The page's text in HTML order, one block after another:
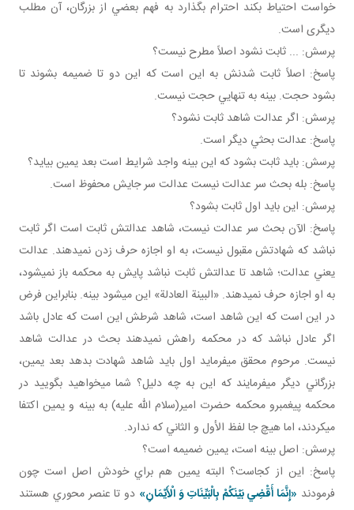
خواست احتياط بکند احترام بگذارد به فهم بعضي از بزرگان، آن مطلب
ديگری است.
پرسش: ... ثابت نشود اصلاً مطرح نيست؟
پاسخ: اصلاً ثابت شدنش به اين است که اين دو تا ضميمه بشوند تا
بشود حجت. بينه به تنهايي حجت نيست.
پرسش: اگر عدالت شاهد ثابت نشود؟
پاسخ: عدالت بحثي ديگر است.
پرسش: بايد ثابت بشود که اين بينه واجد شرايط است بعد يمين بيايد؟
پاسخ: بله بحث سر عدالت نيست عدالت سر جايش محفوظ است.
پرسش: اين بايد اول ثابت بشود؟
پاسخ: الآن بحث سر عدالت نيست، شاهد عدالتش ثابت است اگر ثابت
نباشد که شهادتش مقبول نيست، به او اجازه حرف زدن نمي دهند. عدالت
يعني عدالت؛ شاهد تا عدالتش ثابت نباشد پايش به محکمه باز نمي شود،
به او اجازه حرف نمي دهند. «البينة العادلة» اين مي شود بينه. بنابراين فرض
در اين است که اين شاهد است، شاهد شرطش اين است که عادل باشد
اگر عادل نباشد که در محکمه راهش نمي دهند بحث در عدالت شاهد
نيست. مرحوم محقق مي فرمايد اول بايد شاهد شهادت بدهد بعد يمين،
بزرگاني ديگر مي فرمايند که اين به چه دليل؟ شما مي خواهيد بگوييد در
محکمه پيغمبرو محکمه حضرت امير(سلام الله عليه) به بينه و يمين اکتفا
مي کردند، اما هيچ جا لفظ الأول و الثاني که ندارد.
پرسش: اصل بينه است، يمين ضميمه است؟
پاسخ: اين از کجاست؟ البته يمين هم براي خودش اصل است چون
فرمودند «إِنَّمَا أَقْضِي‏ بَيْنَكُمْ بِالْبَيِّنَاتِ وَ الْأَيْمَانِ» دو تا عنصر محوري هستند